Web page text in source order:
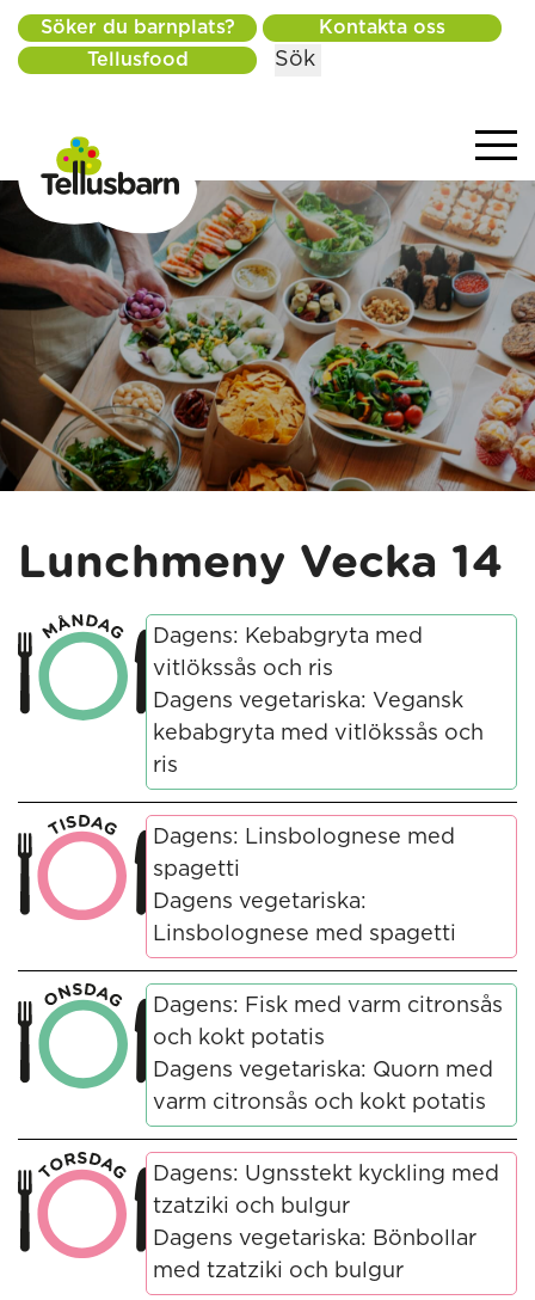
Söker du barnplats?
Kontakta oss
Tellusfood
Sök
Lunchmeny Vecka 14
Dagens: Kebabgryta med
vitlökssås och ris
Dagens vegetariska: Vegansk
kebabgryta med vitlökssås och
ris
Dagens: Linsbolognese med
spagetti
Dagens vegetariska:
Linsbolognese med spagetti
Dagens: Fisk med varm citronsås
och kokt potatis
Dagens vegetariska: Quorn med
varm citronsås och kokt potatis
Dagens: Ugnsstekt kyckling med
tzatziki och bulgur
Dagens vegetariska: Bönbollar
med tzatziki och bulgur